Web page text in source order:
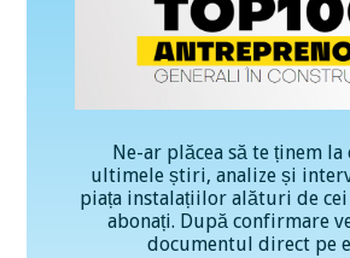
Ne-ar plăcea să te ținem la
ultimele știri, analize și
piața instalațiilor alături de cei
abonați. După confirmare
documentul direct pe